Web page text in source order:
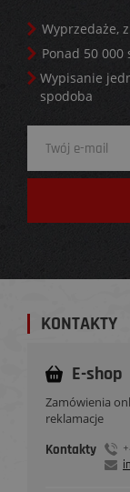
Wyprzedaże,
Ponad 50
Wypisanie
spodoba
KONTAKTY
E-shop
Zamówienia
reklamacje
Kontakty